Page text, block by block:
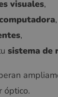
visuales,
,
,
sistema de
óptico.